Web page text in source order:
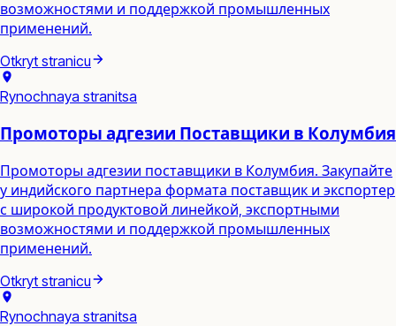
возможностями и поддержкой промышленных
применений.
Otkryt stranicu
Rynochnaya stranitsa
Промоторы адгезии Поставщики в Колумбия
Промоторы адгезии поставщики в Колумбия. Закупайте
у индийского партнера формата поставщик и экспортер
с широкой продуктовой линейкой, экспортными
возможностями и поддержкой промышленных
применений.
Otkryt stranicu
Rynochnaya stranitsa